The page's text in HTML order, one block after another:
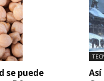
se puede